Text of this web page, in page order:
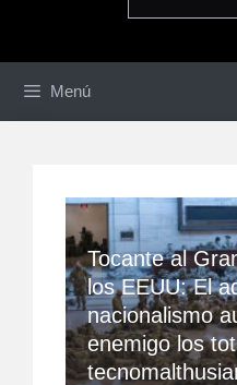
Menú
Tocante al
los EEUU: El
nacionalismo
enemigo los